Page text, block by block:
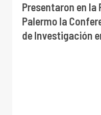
Presentaron en la
Palermo la
de Investigación